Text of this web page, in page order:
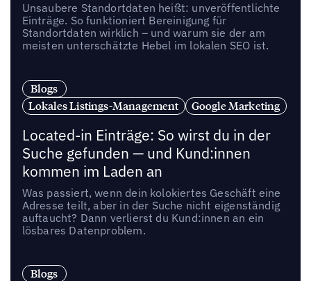
Unsaubere Standortdaten heißt: unveröffentlichte
Einträge. So funktioniert Bereinigung für
Standortdaten wirklich – und warum sie der am
meisten unterschätzte Hebel im lokalen SEO ist.
Blogs
Lokales Listings-Management
Google Marketing
Located-in Einträge: So wirst du in der
Suche gefunden — und Kund:innen
kommen im Laden an
Was passiert, wenn dein kolokiertes Geschäft eine
Adresse teilt, aber in der Suche nicht eigenständig
auftaucht? Dann verlierst du Kund:innen an ein
lösbares Datenproblem.
Blogs